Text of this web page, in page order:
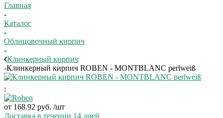
Главная
-
Каталог
-
Облицовочный кирпич
-
Клинкерный кирпич
-Клинкерный кирпич ROBEN - MONTBLANC perlweiß
:
от 168.92 руб. /шт
Доставка в течении 14 дней